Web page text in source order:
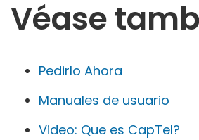
Véase
Pedirlo Ahora
Manuales de usuario
Video: Que es CapTel?